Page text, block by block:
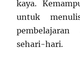
kaya.
untuk
sehari-hari.